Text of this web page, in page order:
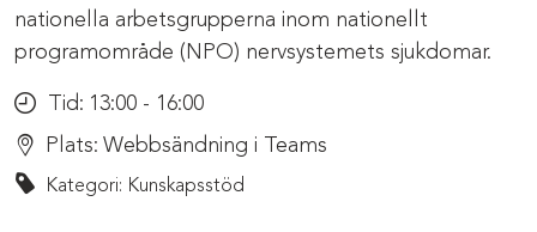
nationella arbetsgrupperna inom nationellt
programområde (NPO) nervsystemets sjukdomar.
Tid: 13:00 - 16:00
Plats: Webbsändning i Teams
Kategori: Kunskapsstöd